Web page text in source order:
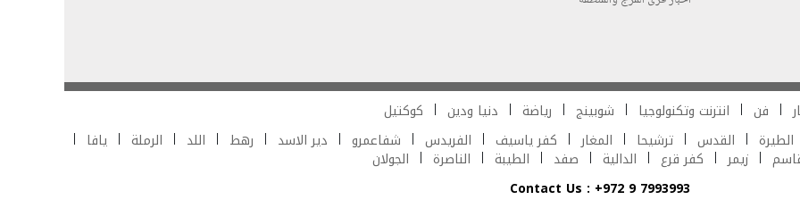
فن انترنت وتكنولوجيا شوبينج رياضة دنيا ودين
كوكتيل
الطيرة القدس ترشيحا المغار كفر ياسيف الفريدس شفاعمرو دير الاسد رهط اللد الرملة يافا
زيمر كفر قرع الدالية صفد الطيبة الناصرة
الجولان
Contact Us : +972 9 7993993